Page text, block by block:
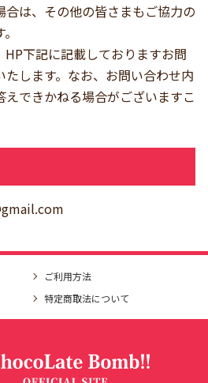
合は、その他の皆さまもご協力の
HP下記に記載しておりますお問
します。なお、お問い合わせ内
できかねる場合がございますこ
ご利用方法
特定商取法について